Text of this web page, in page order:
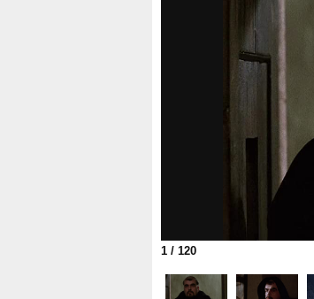
1 / 120